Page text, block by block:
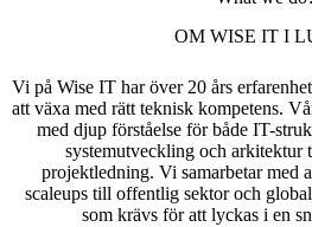
OM WISE IT I
Vi på Wise IT har över 20 års
att växa med rätt teknisk kompetens.
med djup förståelse för både IT-
systemutveckling och arkitektur
projektledning. Vi samarbetar med
scaleups till offentlig sektor och
som krävs för att lyckas i en